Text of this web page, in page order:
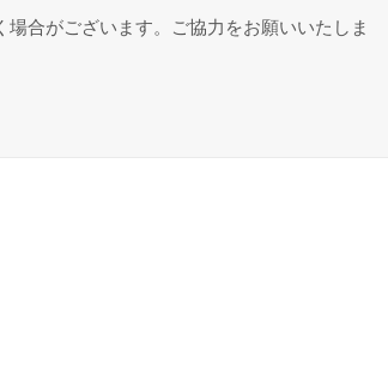
合がございます。ご協力をお願いいたしま